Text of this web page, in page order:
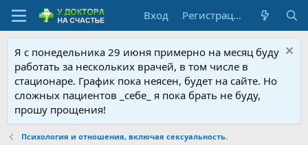
Вход Регистрация
Я с понедельника 29 июня примерно на месяц буду
работать за нескольких врачей, в том числе в
стационаре. График пока неясен, будет на сайте. Но
сложных пациентов _себе_ я пока брать не буду,
прошу прощения!
Психология и отношения, включая сексуальность.